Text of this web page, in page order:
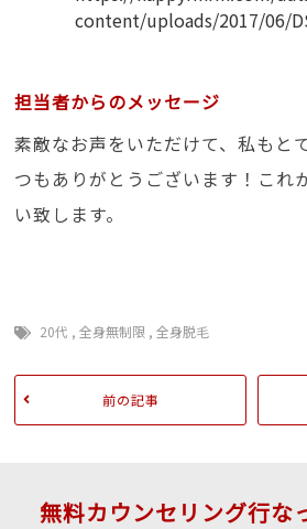
担当者からのメッセージ
素敵なお声をいただけて、私もと
つもありがとうございます！これ
い致します。
20代 ,全身無制限 ,全身脱毛
前の記事
無料カウンセリング行な